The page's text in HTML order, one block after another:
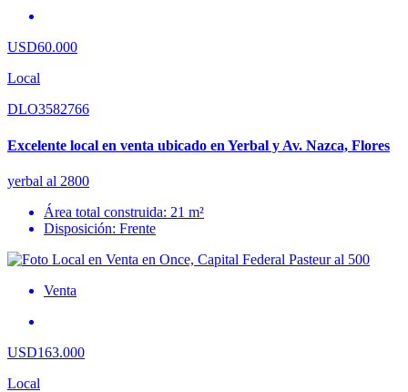
USD60.000
Local
DLO3582766
Excelente local en venta ubicado en Yerbal y Av. Nazca, Flores
yerbal al 2800
Área total construida: 21 m²
Disposición: Frente
Venta
USD163.000
Local